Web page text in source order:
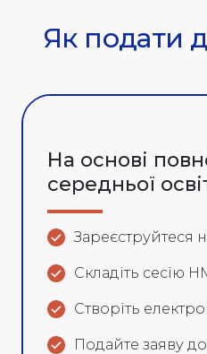
Як подати
На основі
середньої
Зареєструйтеся
Складіть сесію
Створіть
Подайте заяву